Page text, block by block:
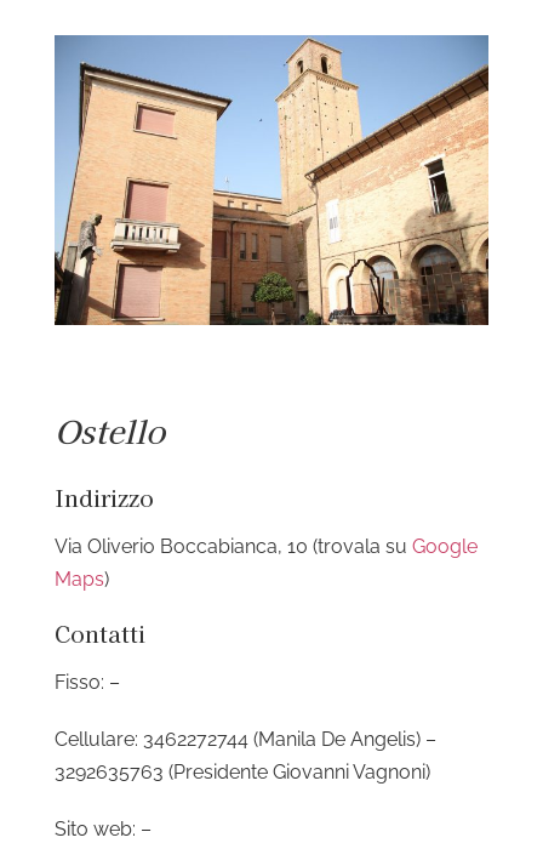
Larger
Image
Ostello
Indirizzo
Via Oliverio Boccabianca, 10 (trovala su Google
Maps)
Contatti
Fisso: –
Cellulare: 3462272744 (Manila De Angelis) –
3292635763 (Presidente Giovanni Vagnoni)
Sito web: –